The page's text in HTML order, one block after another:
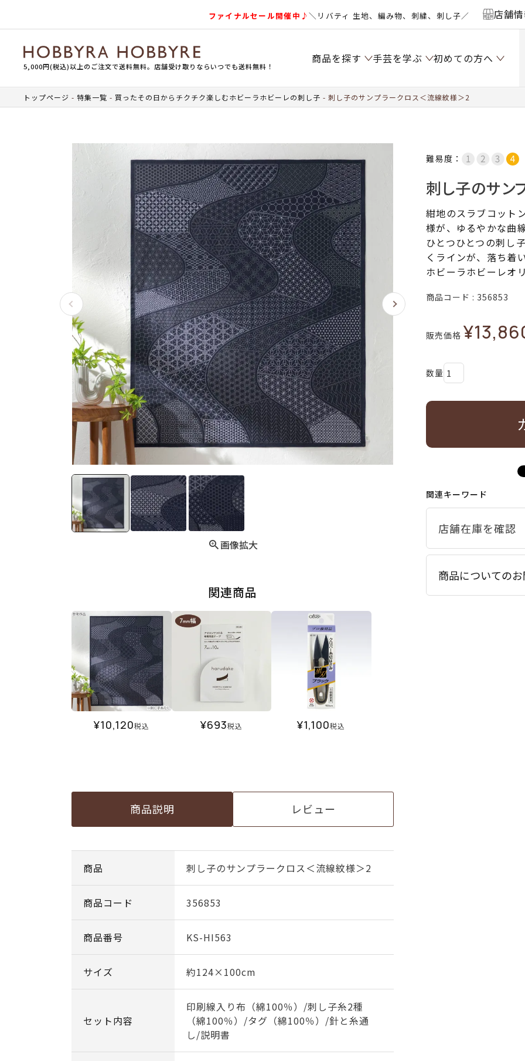
ファイナルセール開催中♪＼リバティ 生地、編み物、刺繍、刺し子／ 店舗
5,000円(税込)以上のご注文で送料無料。店舗受け取りならいつでも送料無料！
商品を探す 手芸を学ぶ 初めての方へ
トップページ 特集一覧 買ったその日からチクチク楽しむホビーラホビーレの刺し子 刺し子のサンプラークロス＜流線紋様＞2
画像拡大
関連商品
¥10,120税込 ¥693税込 ¥1,100税込
商品説明 レビュー
商品 刺し子のサンプラークロス＜流線紋様＞2
商品コード 356853
商品番号 KS-HI563
サイズ 約124×100cm
セット内容
印刷線入り布（綿100％）/刺し子糸2種
（綿100％）/タグ（綿100％）/針と糸通
し/説明書
難易度：
刺し子のサン
紺地のスラブコット
様が、ゆるやかな曲
ひとつひとつの刺し
くラインが、落ち着
ホビーラホビーレオ
商品コード 356853
販売価格 ¥
関連キーワード
商品についての